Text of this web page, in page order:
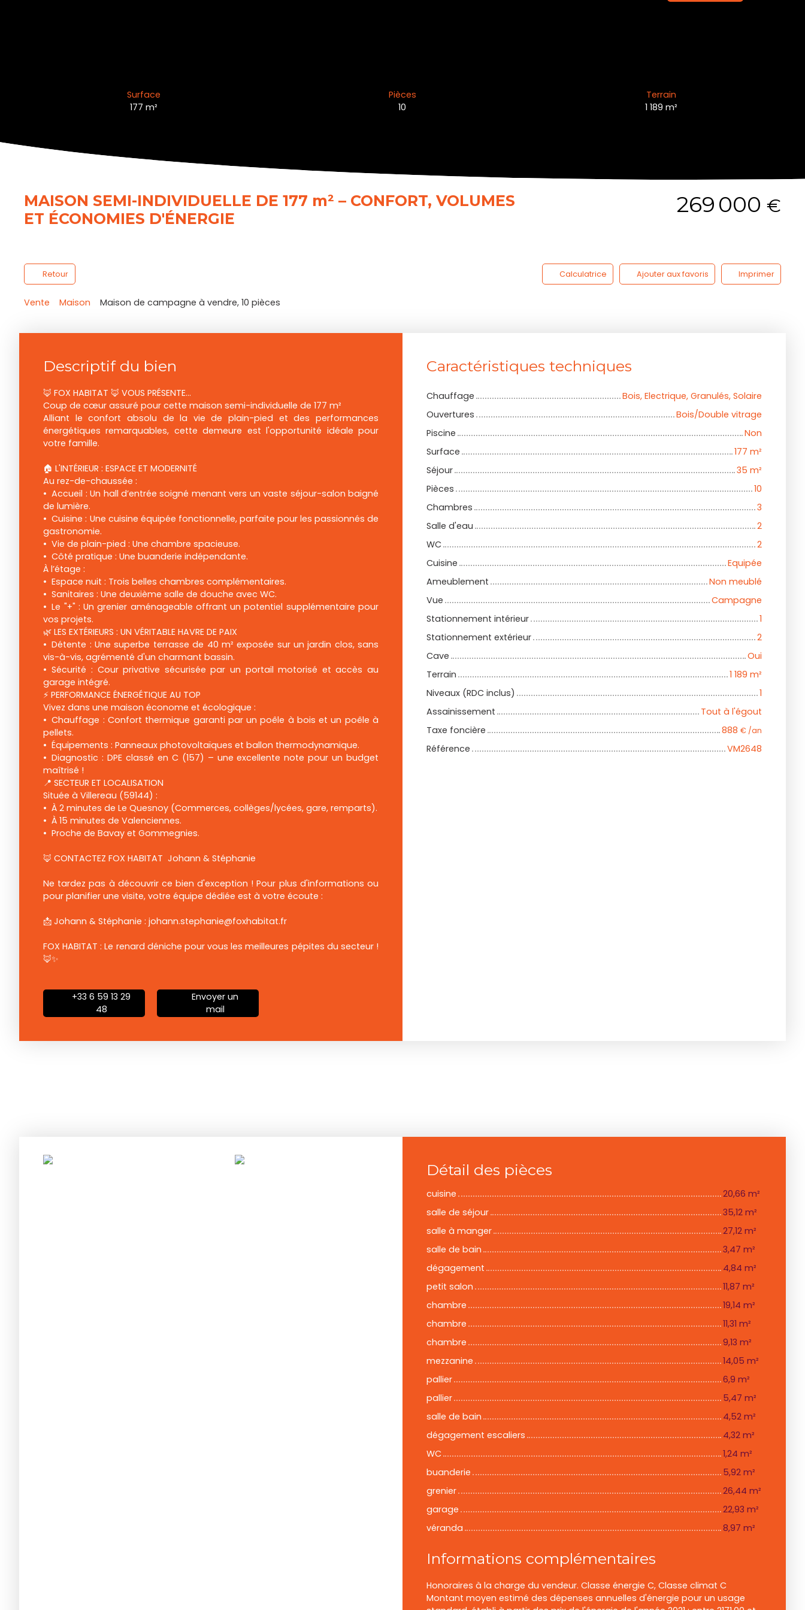
Surface
177m²
Pièces
10
Terrain
1 189 m²
MAISON SEMI-INDIVIDUELLE DE 177 m² – CONFORT, VOLUMES
ET ÉCONOMIES D'ÉNERGIE
269 000 €
Retour Calculatrice Ajouter aux favoris Imprimer
Vente Maison Maison de campagne à vendre, 10 pièces
Descriptif du bien
🦊 FOX HABITAT 🦊 VOUS PRÉSENTE...
Coup de cœur assuré pour cette maison semi-individuelle de 177 m²
Alliant le confort absolu de la vie de plain-pied et des performances
énergétiques remarquables, cette demeure est l'opportunité idéale pour
votre famille.
🏠 L'INTÉRIEUR : ESPACE ET MODERNITÉ
Au rez-de-chaussée :
Accueil : Un hall d’entrée soigné menant vers un vaste séjour-salon baigné
de lumière.
Cuisine : Une cuisine équipée fonctionnelle, parfaite pour les passionnés de
gastronomie.
Vie de plain-pied : Une chambre spacieuse.
Côté pratique : Une buanderie indépendante.
À l’étage :
Espace nuit : Trois belles chambres complémentaires.
Sanitaires : Une deuxième salle de douche avec WC.
Le "+" : Un grenier aménageable offrant un potentiel supplémentaire pour
vos projets.
🌿 LES EXTÉRIEURS : UN VÉRITABLE HAVRE DE PAIX
Détente : Une superbe terrasse de 40 m² exposée sur un jardin clos, sans
vis-à-vis, agrémenté d'un charmant bassin.
Sécurité : Cour privative sécurisée par un portail motorisé et accès au
garage intégré.
⚡ PERFORMANCE ÉNERGÉTIQUE AU TOP
Vivez dans une maison économe et écologique :
Chauffage : Confort thermique garanti par un poêle à bois et un poêle à
pellets.
Équipements : Panneaux photovoltaïques et ballon thermodynamique.
Diagnostic : DPE classé en C (157) – une excellente note pour un budget
maîtrisé !
📍 SECTEUR ET LOCALISATION
Située à Villereau (59144) :
À 2 minutes de Le Quesnoy (Commerces, collèges/lycées, gare, remparts).
À 15 minutes de Valenciennes.
Proche de Bavay et Gommegnies.
🦊 CONTACTEZ FOX HABITAT Johann & Stéphanie
Ne tardez pas à découvrir ce bien d'exception ! Pour plus d'informations ou
pour planifier une visite, votre équipe dédiée est à votre écoute :
📩 Johann & Stéphanie : johann.stephanie@foxhabitat.fr
FOX HABITAT : Le renard déniche pour vous les meilleures pépites du secteur !
🦊✨
+33 6 59 13 29
48
Envoyer un
mail
Caractéristiques techniques
Chauffage
Bois, Electrique, Granulés, Solaire
Ouvertures
Bois/Double vitrage
Piscine
Non
Surface
177 m²
Séjour
35 m²
Pièces
10
Chambres
3
Salle d'eau
2
WC
2
Cuisine
Equipée
Ameublement
Non meublé
Vue
Campagne
Stationnement intérieur
1
Stationnement extérieur
2
Cave
Oui
Terrain
1 189 m²
Niveaux (RDC inclus)
1
Assainissement
Tout à l'égout
Taxe foncière
888 € /an
Référence VM2648
Détail des pièces
cuisine
20,66 m²
salle de séjour
35,12 m²
salle à manger
27,12 m²
salle de bain
3,47 m²
dégagement
4,84 m²
petit salon
11,87 m²
chambre
19,14 m²
chambre
11,31 m²
chambre
9,13 m²
mezzanine
14,05 m²
pallier
6,9 m²
pallier
5,47 m²
salle de bain
4,52 m²
dégagement escaliers
4,32 m²
WC
1,24 m²
buanderie
5,92 m²
grenier
26,44 m²
garage
22,93 m²
véranda
8,97 m²
Informations complémentaires
Honoraires à la charge du vendeur. Classe énergie C, Classe climat C
Montant moyen estimé des dépenses annuelles d'énergie pour un usage